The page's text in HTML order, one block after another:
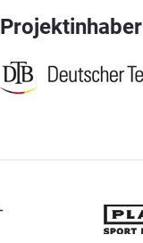
Projektinhaber